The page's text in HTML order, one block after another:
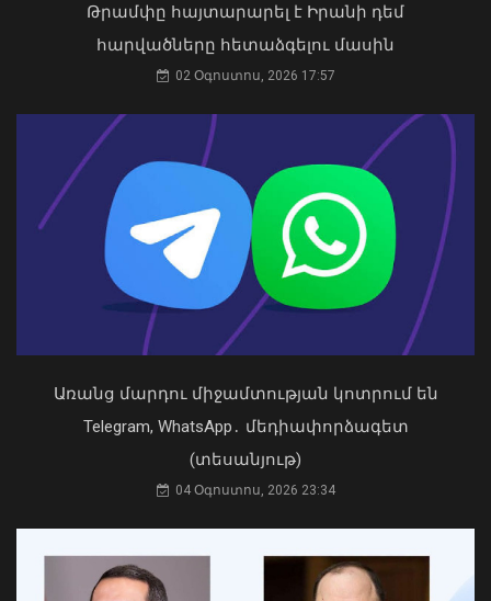
Թուրքիայում երկրաշարժ է տեղի
09 Օգոստոս, 2026 21:08
Պատկերված անձը որոնվում է
09 Օգոստոս, 2026 20:48
Կաթողիկոսը պետք է օրենքի առաջ
կանգնի, եթե հանցանք է գործել, կամ
արտաքին ազդեցության գործակալ
դարձել. աստվածաբան
07 Օգոստոս, 2026 17:03
Թրամփը հայտարարել է Իրանի դեմ
հարվածները հետաձգելու մասին
02 Օգոստոս, 2026 17:57
Առանց մարդու միջամտության կոտրում են
Telegram, WhatsApp․ մեդիափորձագետ
(տեսանյութ)
04 Օգոստոս, 2026 23:34